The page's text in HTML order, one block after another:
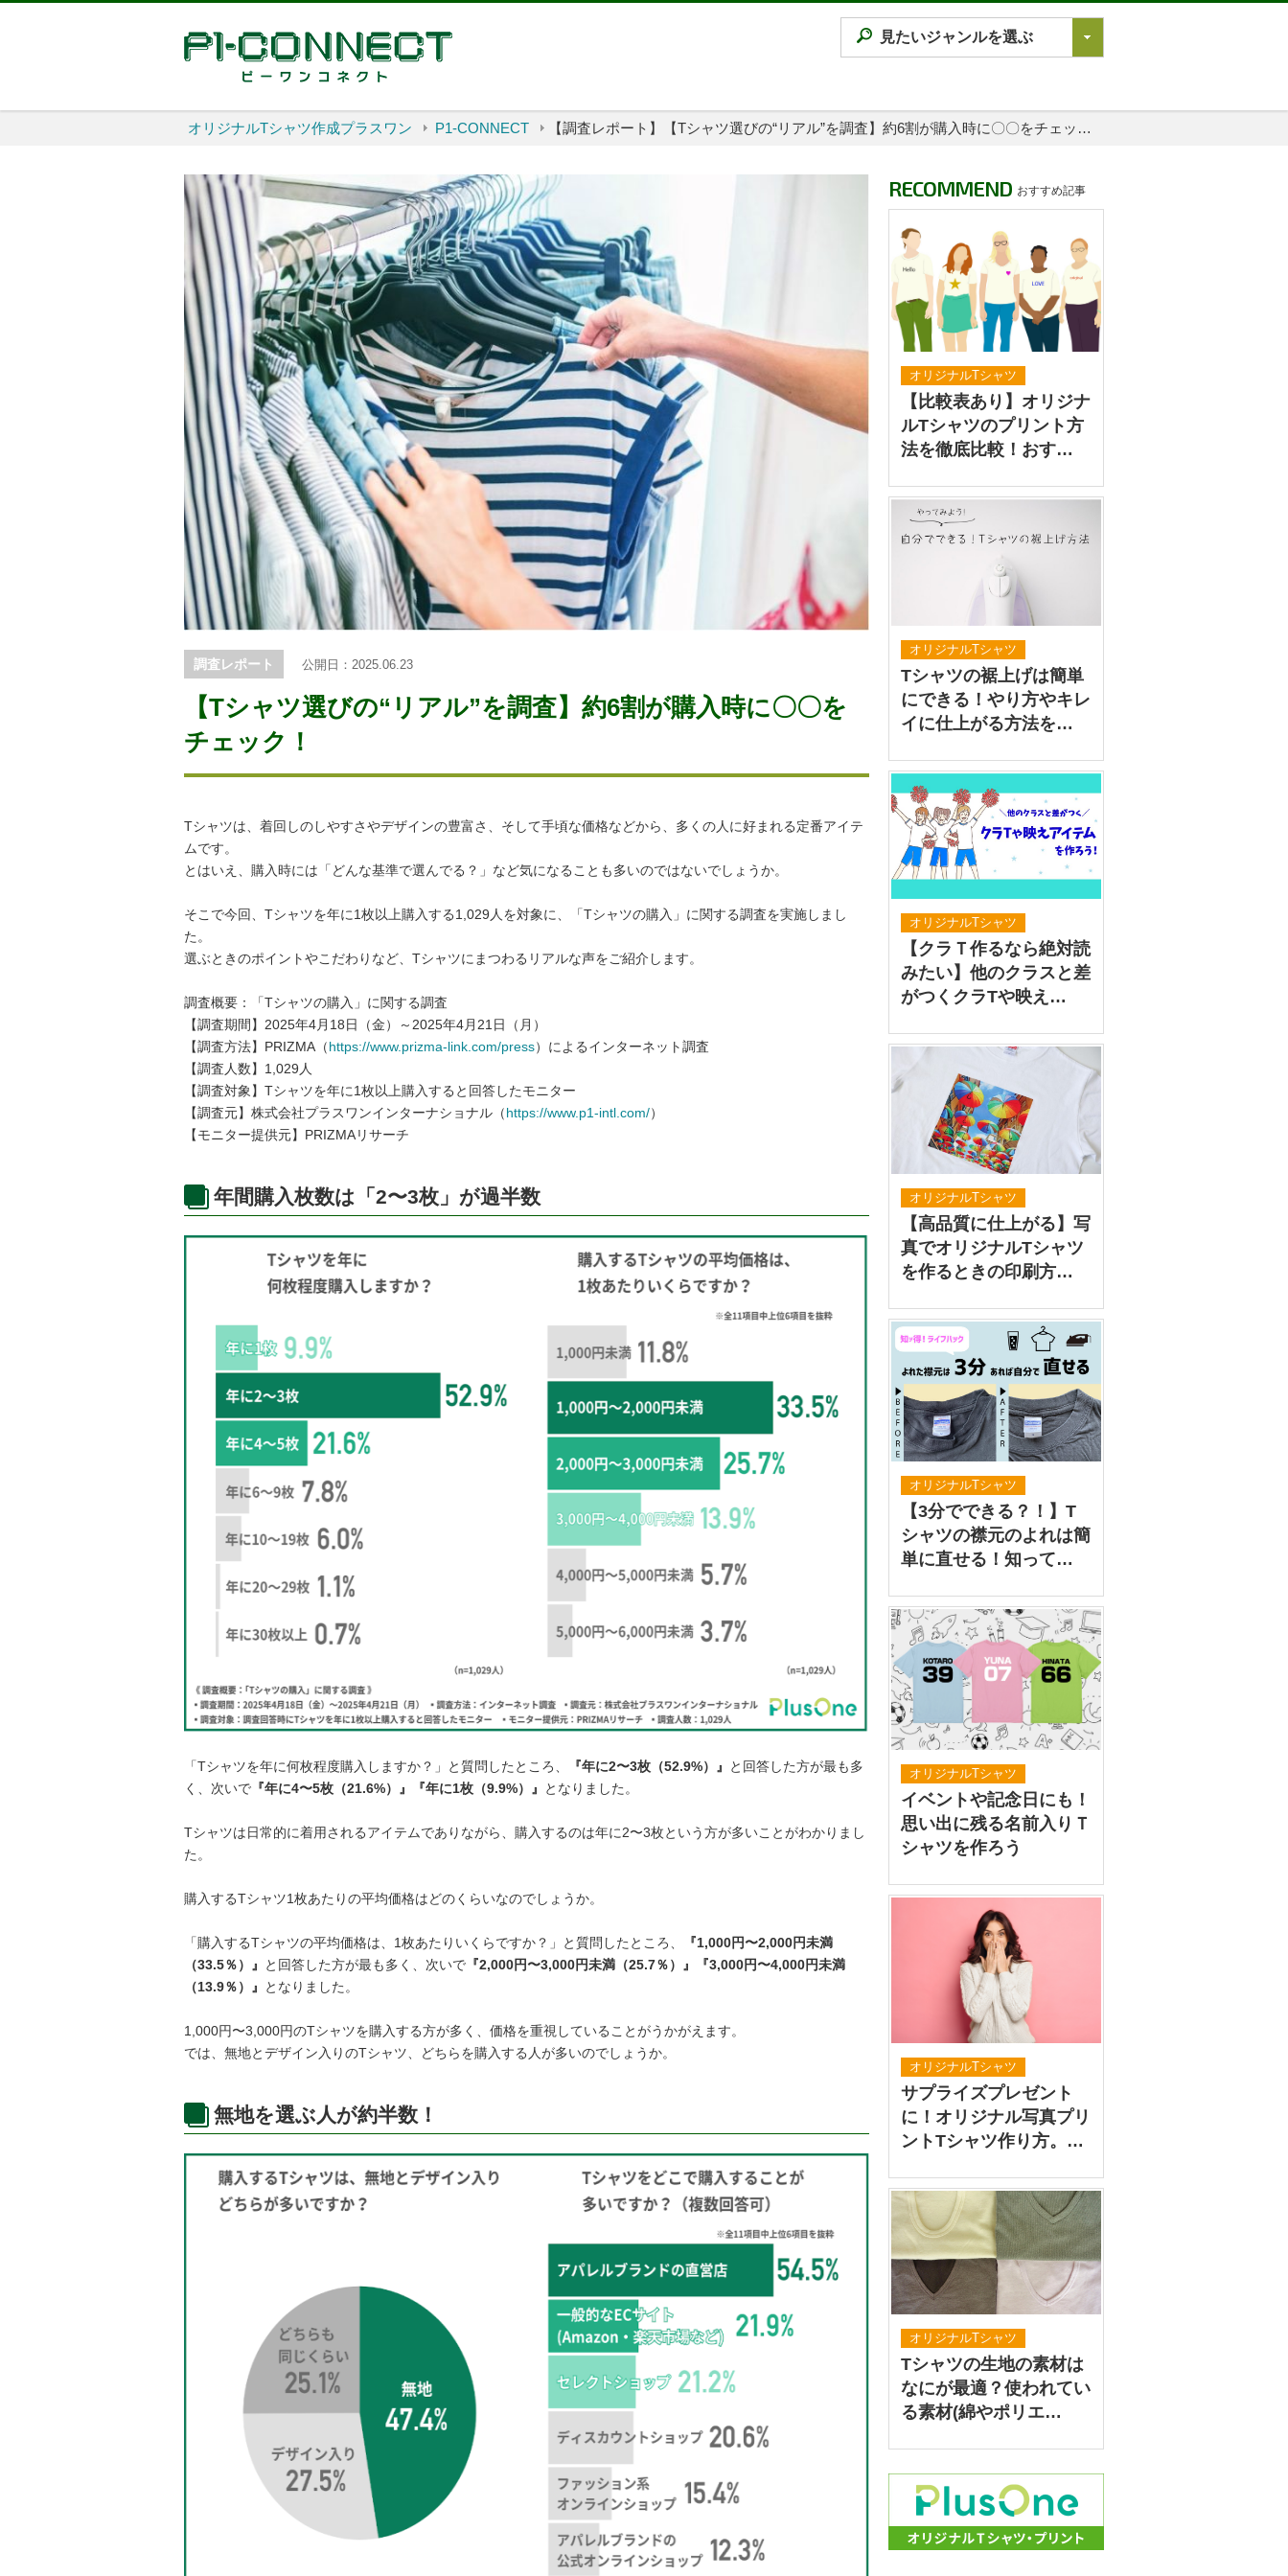
見たいジャンルを選ぶ
Tシャツ図鑑
オリジナルTシャツ
オリジナルウェア
ブランド徹底解説
プラスワン
加工方法徹底解説
調査レポート
オリジナルTシャツ作成プラスワン P1-CONNECT 【調査レポート】【Tシャツ選びの“リアル”を調査】約6割が購入時に〇〇をチェッ…
調査レポート 公開日：2025.06.23
【Tシャツ選びの“リアル”を調査】約6割が購入時に〇〇を
チェック！
Tシャツは、着回しのしやすさやデザインの豊富さ、そして手頃な価格などから、多くの人に好まれる定番アイテ
ムです。
とはいえ、購入時には「どんな基準で選んでる？」など気になることも多いのではないでしょうか。
そこで今回、Tシャツを年に1枚以上購入する1,029人を対象に、「Tシャツの購入」に関する調査を実施しまし
た。
選ぶときのポイントやこだわりなど、Tシャツにまつわるリアルな声をご紹介します。
調査概要：「Tシャツの購入」に関する調査
【調査期間】2025年4月18日（金）～2025年4月21日（月）
【調査方法】PRIZMA（https://www.prizma-link.com/press）によるインターネット調査
【調査人数】1,029人
【調査対象】Tシャツを年に1枚以上購入すると回答したモニター
【調査元】株式会社プラスワンインターナショナル（https://www.p1-intl.com/）
【モニター提供元】PRIZMAリサーチ
年間購入枚数は「2〜3枚」が過半数
「Tシャツを年に何枚程度購入しますか？」と質問したところ、 『年に2〜3枚（52.9%）』
と回答した方が最も多
く、次いで 『年に4〜5枚（21.6%）』『年に1枚（9.9%）』 となりました。
Tシャツは日常的に着用されるアイテムでありながら、購入するのは年に2〜3枚という方が多いことがわかりまし
た。
購入するTシャツ1枚あたりの平均価格はどのくらいなのでしょうか。
「購入するTシャツの平均価格は、1枚あたりいくらですか？」と質問したところ、
『1,000円〜2,000円未満
（33.5％）』
と回答した方が最も多く、次いで 『2,000円〜3,000円未満（25.7％）』『3,000円〜4,000円未満
（13.9％）』
となりました。
1,000円〜3,000円のTシャツを購入する方が多く、価格を重視していることがうかがえます。
では、無地とデザイン入りのTシャツ、どちらを購入する人が多いのでしょうか。
無地を選ぶ人が約半数！
RECOMMEND おすすめ記事
オリジナルTシャツ
【比較表あり】オリジナ
ルTシャツのプリント方
法を徹底比較！おす…
オリジナルTシャツ
Tシャツの裾上げは簡単
にできる！やり方やキレ
イに仕上がる方法を…
オリジナルTシャツ
【クラＴ作るなら絶対読
みたい】他のクラスと差
がつくクラTや映え…
オリジナルTシャツ
【高品質に仕上がる】写
真でオリジナルTシャツ
を作るときの印刷方…
オリジナルTシャツ
【3分でできる？！】T
シャツの襟元のよれは簡
単に直せる！知って…
オリジナルTシャツ
イベントや記念日にも！
思い出に残る名前入りＴ
シャツを作ろう
オリジナルTシャツ
サプライズプレゼント
に！オリジナル写真プリ
ントTシャツ作り方。…
オリジナルTシャツ
Tシャツの生地の素材は
なにが最適？使われてい
る素材(綿やポリエ…